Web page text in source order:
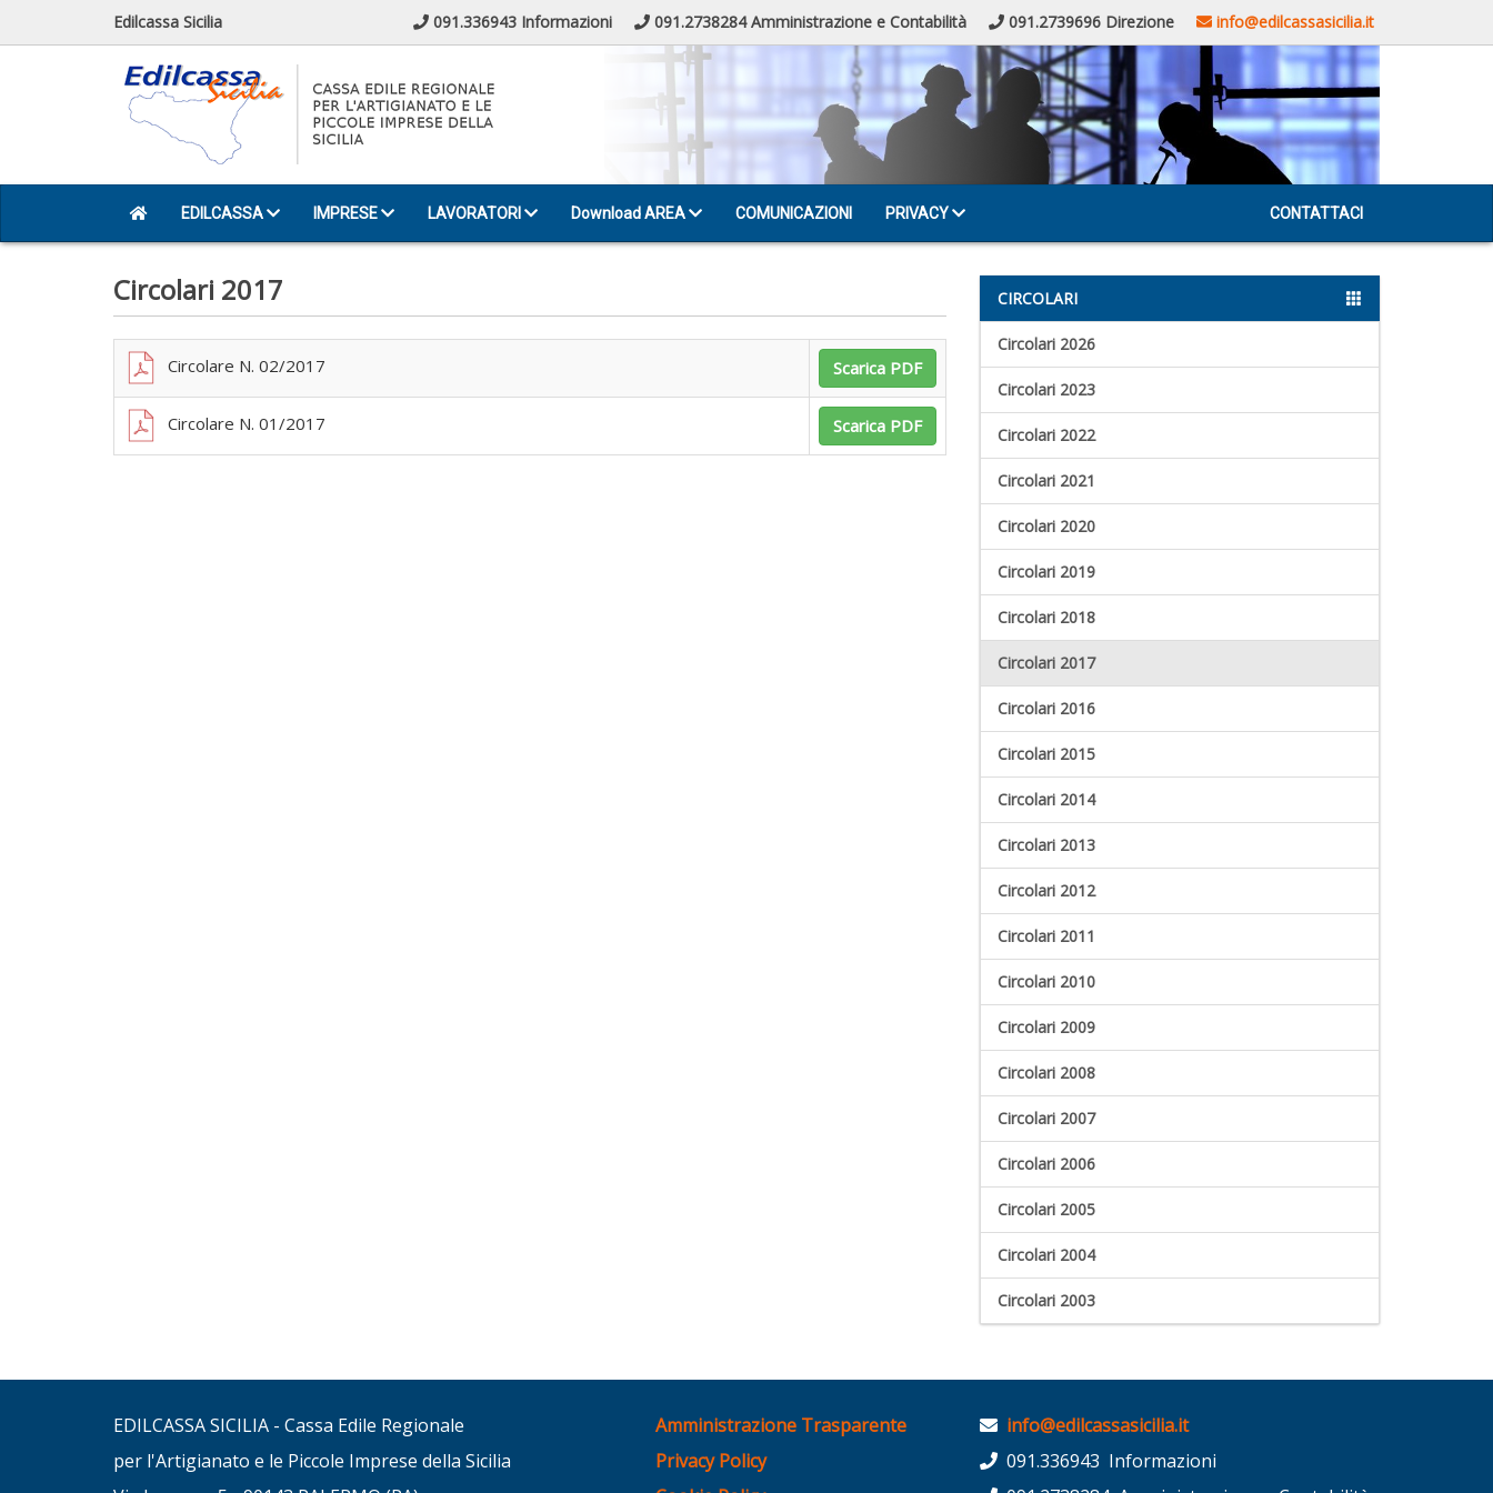
Edilcassa Sicilia 091.336943 Informazioni 091.2738284 Amministrazione e Contabilità 091.2739696 Direzione info@edilcassasicilia.it
EDILCASSA IMPRESE LAVORATORI Download AREA COMUNICAZIONI PRIVACY CONTATTACI
Circolari 2017
Circolare N. 02/2017 Scarica PDF
Circolare N. 01/2017 Scarica PDF
CIRCOLARI
Circolari 2026
Circolari 2023
Circolari 2022
Circolari 2021
Circolari 2020
Circolari 2019
Circolari 2018
Circolari 2017
Circolari 2016
Circolari 2015
Circolari 2014
Circolari 2013
Circolari 2012
Circolari 2011
Circolari 2010
Circolari 2009
Circolari 2008
Circolari 2007
Circolari 2006
Circolari 2005
Circolari 2004
Circolari 2003
EDILCASSA SICILIA - Cassa Edile Regionale
per l'Artigianato e le Piccole Imprese della Sicilia
Amministrazione Trasparente
Privacy Policy
info@edilcassasicilia.it
091.336943 Informazioni